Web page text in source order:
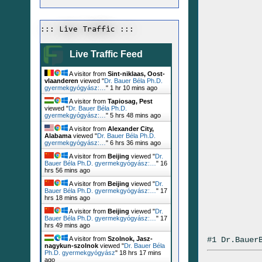
#1
::: Live Traffic :::
Live Traffic Feed
A visitor from Sint-niklaas, Oost-
vlaanderen viewed "Dr. Bauer Béla Ph.D.
gyermekgyógyász:… " 1 hr 10 mins ago
A visitor from Tapiosag, Pest
viewed "Dr. Bauer Béla Ph.D.
gyermekgyógyász:… " 5 hrs 48 mins ago
A visitor from Alexander City,
Alabama viewed "Dr. Bauer Béla Ph.D.
gyermekgyógyász:… " 6 hrs 36 mins ago
A visitor from Beijing viewed "Dr.
Bauer Béla Ph.D. gyermekgyógyász:… " 16
hrs 56 mins ago
A visitor from Beijing viewed "Dr.
Bauer Béla Ph.D. gyermekgyógyász:… " 17
hrs 18 mins ago
A visitor from Beijing viewed "Dr.
Bauer Béla Ph.D. gyermekgyógyász:… " 17
hrs 49 mins ago
A visitor from Szolnok, Jasz-
nagykun-szolnok viewed "Dr. Bauer Béla
Ph.D. gyermekgyógyász" 18 hrs 17 mins
ago